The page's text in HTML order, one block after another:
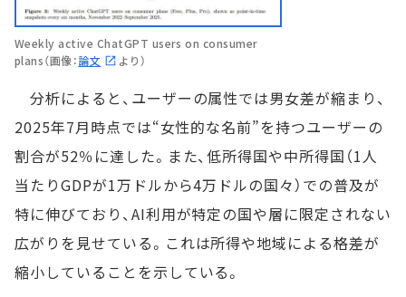
Weekly active ChatGPT users on consumer
plans（画像：論文 より）
分析によると、ユーザーの属性では男女差が縮まり、
2025年7月時点では“女性的な名前”を持つユーザーの
割合が52％に達した。また、低所得国や中所得国（1人
当たりGDPが1万ドルから4万ドルの国々）での普及が
特に伸びており、AI利用が特定の国や層に限定されない
広がりを見せている。これは所得や地域による格差が
縮小していることを示している。